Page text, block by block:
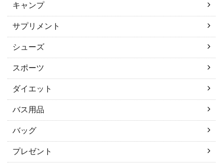
キャンプ
サプリメント
シューズ
スポーツ
ダイエット
バス用品
バッグ
プレゼント